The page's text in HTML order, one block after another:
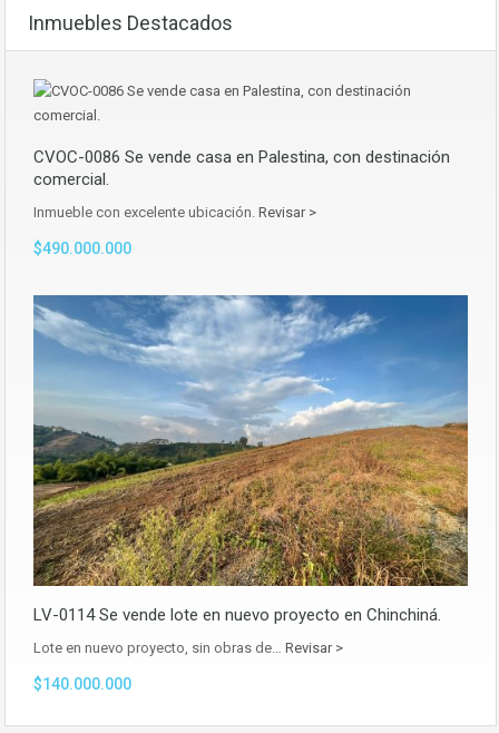
Inmuebles Destacados
CVOC-0086 Se vende casa en Palestina, con destinación
comercial.
Inmueble con excelente ubicación. Revisar >
$490.000.000
LV-0114 Se vende lote en nuevo proyecto en Chinchiná.
Lote en nuevo proyecto, sin obras de… Revisar >
$140.000.000